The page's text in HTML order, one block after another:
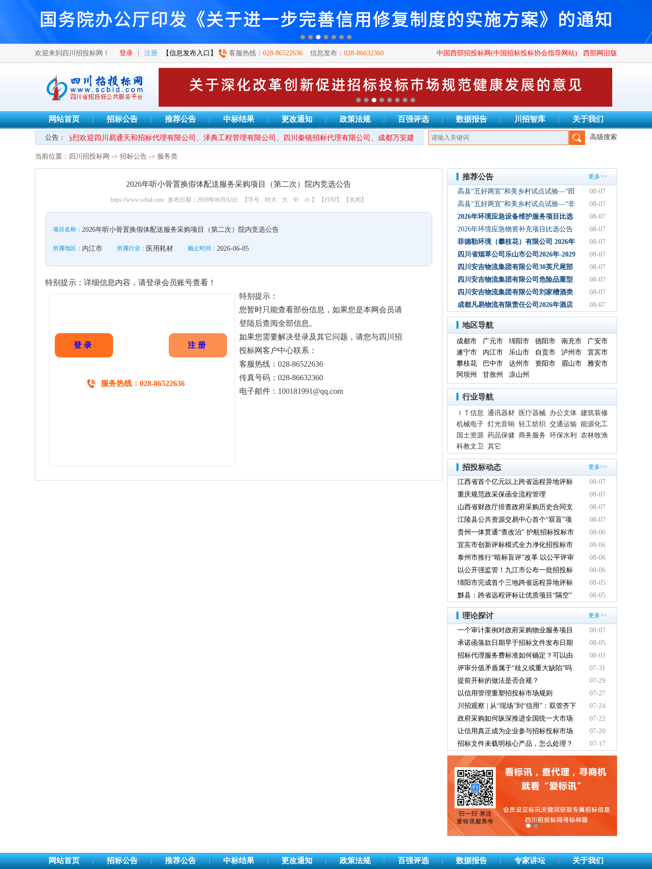
欢迎来到四川招投标网！ 登录 注册 【信息发布入口】 客服热线： 028-86522636 信息发布： 028-86632360 中国西部招投标网(中国招标投标协会指导网站) 西部网旧版
网站首页 招标公告 推荐公告 中标结果 更改通知 政策法规 百强评选 数据报告 川招智库 关于我们
公告：
●热烈欢迎四川易通天和招标代理有限公司、泽典工程管理有限公司、四川秦镜招标代理有限公司、成都万安建设项目管理有限公司、四川广群工程项目管理有限公司、四川锦鑫川荣工
高级搜索
当前位置： 四川招投标网 -> 招标公告 -> 服务类
2026年听小骨置换假体配送服务采购项目（第二次）院内竞选公告
https://www.scbid.com 发布日期：2026年06月02日 【字号 特大 大 中 小 】 【打印】 【关闭】
项目名称： 2026年听小骨置换假体配送服务采购项目（第二次）院内竞选公告
所属地区： 内江市 所属行业： 医用耗材 截止时间： 2026-06-05
特别提示：详细信息内容，请登录会员账号查看！
登录 注册
服务热线：028-86522636
特别提示：
您暂时只能查看部份信息，如果您是本网会员请
登陆后查阅全部信息。
如果您需要解决登录及其它问题，请您与四川招
投标网客户中心联系：
客服热线：028-86522636
传真号码：028-86632360
电子邮件：100181991@qq.com
推荐公告 更多>>
高县“五好两宜”和美乡村试点试验—“田
园逸趣•农耕研学”农文旅融合新场景项
目初步设计服务结果公告
08-07
高县“五好两宜”和美乡村试点试验—“非
遗传承·研学体验”文化产业园建设项目
初步设计服务结果公告
08-07
2026年环境应急设备维护服务项目比选
公告
08-07
2026年环境应急物资补充项目比选公告
08-07
菲德勒环境（攀枝花）有限公司 2026年
第三季度第二次碳酸钠 招标公告（第二
次）
08-07
四川省烟草公司乐山市公司2026年-2029
年乐山物流中心卷烟装卸分拣服务中标
候选人公示
08-07
四川安吉物流集团有限公司30英尺尾部
自卸式集装箱采购项目成交候选人公示
08-07
四川安吉物流集团有限公司危险品重型
罐式半挂车项目成交候选人公示
08-07
四川安吉物流集团有限公司刘家槽酒类
绿色智慧物流园职业病危害预评价服务
（二次）成交候选人公示
08-07
成都凡易物流有限责任公司2026年酒店
空调采购及安装项目（第三次）评审结
果公示
08-07
地区导航
成都市 广元市 绵阳市 德阳市 南充市
广安市
遂宁市
内江市 乐山市 自贡市 泸州市
宜宾市
攀枝花
巴中市 达州市 资阳市 眉山市
雅安市
阿坝州
甘孜州 凉山州
行业导航
ＩＴ信息 通讯器材 医疗器械 办公文体 建筑装修
机械电子 灯光音响 轻工纺织 交通运输 能源化工
国土资源 药品保健 商务服务 环保水利
农林牧渔
科教文卫 其它
招投标动态 更多>>
江西省首个亿元以上跨省远程异地评标
项目在鹰潭市完成
08-07
重庆规范政采保函全流程管理
08-07
山西省财政厅排查政府采购历史合同支
付情况
08-07
江陵县公共资源交易中心首个“双盲”项
目顺利完成
08-07
贵州一体贯通“查改治” 护航招标投标市
场规范健康发展
08-06
宜宾市创新评标模式全力净化招投标市
场环境
08-06
泰州市推行“暗标盲评”改革 以公平评审
推动政府采购提质增效
08-06
以公开强监管！九江市公布一批招投标
领域系统整治典型案例
08-06
绵阳市完成首个三地跨省远程异地评标
项目
08-05
黟县：跨省远程评标让优质项目“隔空”
落地
08-05
理论探讨 更多>>
一个审计案例对政府采购物业服务项目
的警示
08-07
承诺函落款日期早于招标文件发布日期
有效吗
08-05
招标代理服务费标准如何确定？可以由
中标人支付吗？
08-03
评审分值矛盾属于“歧义或重大缺陷”吗
07-31
提前开标的做法是否合规？
07-29
以信用管理重塑招投标市场规则
07-27
川招观察 | 从“现场”到“信用”：双管齐下
重塑招投标新秩序
07-24
政府采购如何纵深推进全国统一大市场
建设
07-22
让信用真正成为企业参与招标投标市场
竞争的“通行证”
07-20
招标文件未载明核心产品，怎么处理？
07-17
网站首页 招标公告 推荐公告 中标结果 更改通知 政策法规 百强评选 数据报告 专家讲坛 关于我们